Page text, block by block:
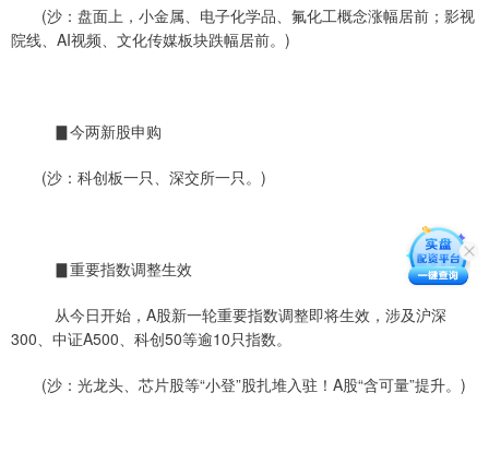
(沙：盘面上，小金属、电子化学品、氟化工概念涨幅居前；影视
院线、AI视频、文化传媒板块跌幅居前。)
▊今两新股申购
(沙：科创板一只、深交所一只。)
▊重要指数调整生效
从今日开始，A股新一轮重要指数调整即将生效，涉及沪深
300、中证A500、科创50等逾10只指数。
(沙：光龙头、芯片股等“小登”股扎堆入驻！A股“含可量”提升。)